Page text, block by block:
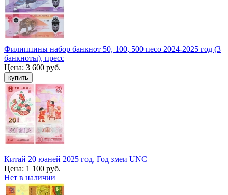
Филиппины набор банкнот 50, 100, 500 песо 2024-2025 год (3
банкноты), пресс
Цена: 3 600 руб.
Китай 20 юаней 2025 год, Год змеи UNC
Цена: 1 100 руб.
Нет в наличии